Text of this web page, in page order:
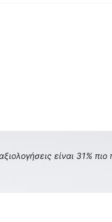
είναι 31% πιο